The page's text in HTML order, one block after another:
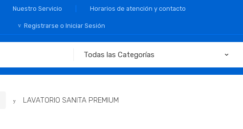
Nuestro Servicio Horarios de atención y contacto
Registrarse o Iniciar Sesión
LAVATORIO SANITA PREMIUM